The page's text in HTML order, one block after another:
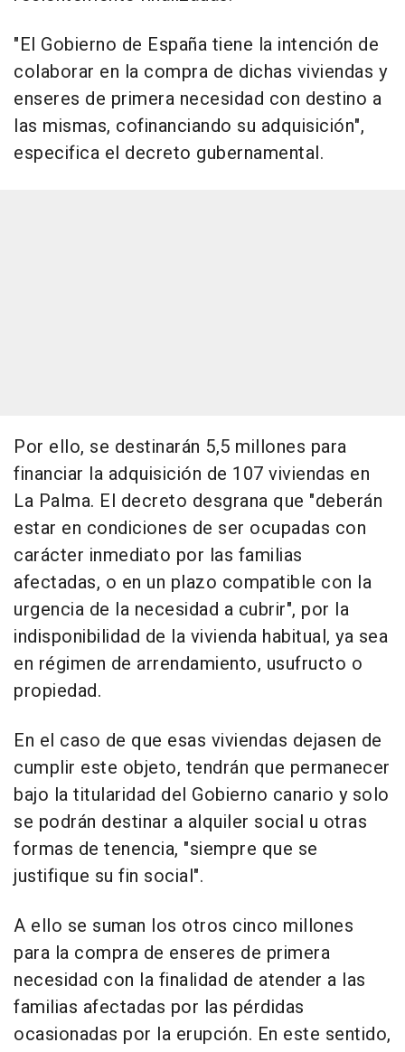
"El Gobierno de España tiene la intención de
colaborar en la compra de dichas viviendas y
enseres de primera necesidad con destino a
las mismas, cofinanciando su adquisición",
especifica el decreto gubernamental.
Por ello, se destinarán 5,5 millones para
financiar la adquisición de 107 viviendas en
La Palma. El decreto desgrana que "deberán
estar en condiciones de ser ocupadas con
carácter inmediato por las familias
afectadas, o en un plazo compatible con la
urgencia de la necesidad a cubrir", por la
indisponibilidad de la vivienda habitual, ya sea
en régimen de arrendamiento, usufructo o
propiedad.
En el caso de que esas viviendas dejasen de
cumplir este objeto, tendrán que permanecer
bajo la titularidad del Gobierno canario y solo
se podrán destinar a alquiler social u otras
formas de tenencia, "siempre que se
justifique su fin social".
A ello se suman los otros cinco millones
para la compra de enseres de primera
necesidad con la finalidad de atender a las
familias afectadas por las pérdidas
ocasionadas por la erupción. En este sentido,